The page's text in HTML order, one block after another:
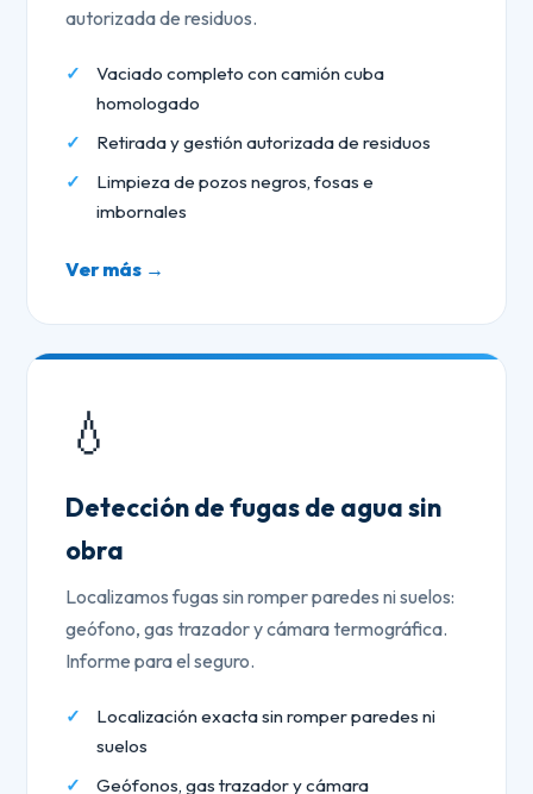
autorizada de residuos.
Vaciado completo con camión cuba
homologado
Retirada y gestión autorizada de residuos
Limpieza de pozos negros, fosas e
imbornales
Ver más →
💧
Detección de fugas de agua sin
obra
Localizamos fugas sin romper paredes ni suelos:
geófono, gas trazador y cámara termográfica.
Informe para el seguro.
Localización exacta sin romper paredes ni
suelos
Geófonos, gas trazador y cámara